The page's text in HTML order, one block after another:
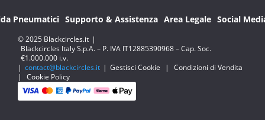
Pneumatici Supporto & Assistenza Area Legale Social
© 2025 Blackcircles.it |
Blackcircles Italy S.p.A. – P. IVA IT12885390968 – Cap. Soc.
€1.000.000 i.v.
| contact@blackcircles.it | Gestisci Cookie |
Condizioni di Vendita
|
Cookie Policy